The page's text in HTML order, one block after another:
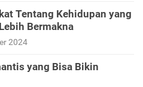
Tentang Kehidupan yang
Bermakna
2024
yang Bisa Bikin